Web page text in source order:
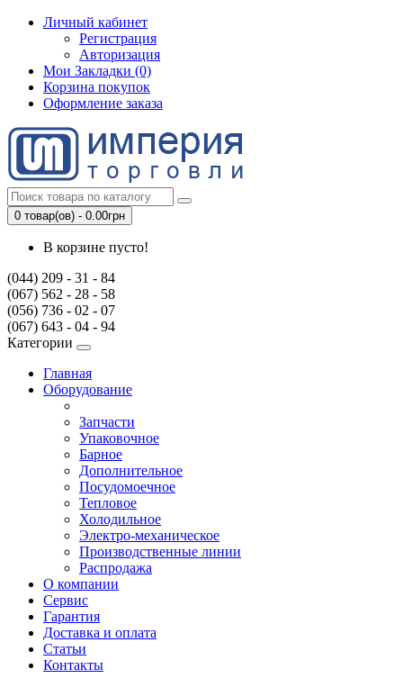
Личный кабинет
Регистрация
Авторизация
Мои Закладки (0)
Корзина покупок
Оформление заказа
0 товар(ов) - 0.00грн
В корзине пусто!
(044) 209 - 31 - 84
(067) 562 - 28 - 58
(056) 736 - 02 - 07
(067) 643 - 04 - 94
Категории
Главная
Оборудование
Запчасти
Упаковочное
Барное
Дополнительное
Посудомоечное
Тепловое
Холодильное
Электро-механическое
Производственные линии
Распродажа
О компании
Сервис
Гарантия
Доставка и оплата
Статьи
Контакты